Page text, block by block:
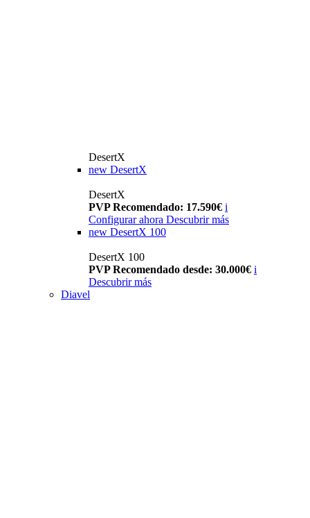
DesertX
new DesertX
DesertX
PVP Recomendado: 17.590€ i
Configurar ahora Descubrir más
new DesertX 100
DesertX 100
PVP Recomendado desde: 30.000€ i
Descubrir más
Diavel